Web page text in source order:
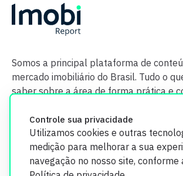
Controle sua privacidade
Utilizamos cookies e outras
medição para melhorar a sua
navegação no nosso site, conforme
Somos a principal plataforma de
mercado imobiliário do Brasil. Tudo o
saber sobre a área de forma prática e